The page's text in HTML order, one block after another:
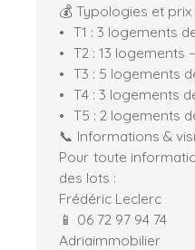
💰 Typologies et
T1 : 3 logements
T2 : 13 logements
T3 : 5 logements
T4 : 3 logements
T5 : 2 logements
📞 Informations &
Pour toute
des lots :
Frédéric Leclerc
📱 06 72 97 94 74
Adriaimmobilier